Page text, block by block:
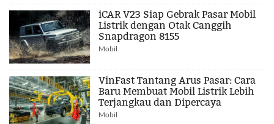
iCAR V23 Siap Gebrak Pasar Mobil
Listrik dengan Otak Canggih
Snapdragon 8155
Mobil
VinFast Tantang Arus Pasar: Cara
Baru Membuat Mobil Listrik Lebih
Terjangkau dan Dipercaya
Mobil